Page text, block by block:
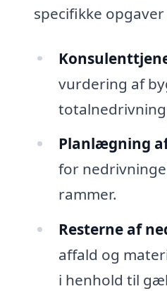
specifikke
vurdering af
Planlægning
for
rammer.
Resterne af
affald og
i henhold til